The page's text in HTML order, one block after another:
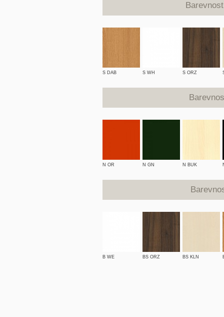
S DAB S WH S ORZ
N OR N GN N BUK
B WE BS ORZ BS KLN